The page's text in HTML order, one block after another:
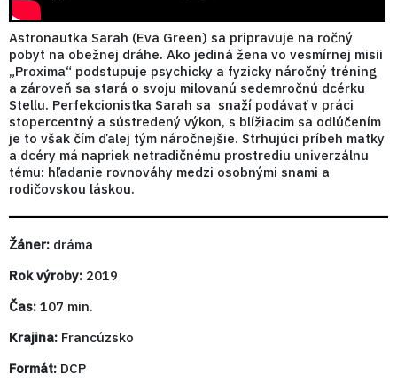
Astronautka Sarah (Eva Green) sa pripravuje na ročný
pobyt na obežnej dráhe. Ako jediná žena vo vesmírnej misii
„Proxima“ podstupuje psychicky a fyzicky náročný tréning
a zároveň sa stará o svoju milovanú sedemročnú dcérku
Stellu. Perfekcionistka Sarah sa snaží podávať v práci
stopercentný a sústredený výkon, s blížiacim sa odlúčením
je to však čím ďalej tým náročnejšie. Strhujúci príbeh matky
a dcéry má napriek netradičnému prostrediu univerzálnu
tému: hľadanie rovnováhy medzi osobnými snami a
rodičovskou láskou.
Žáner: dráma
Rok výroby: 2019
Čas: 107 min.
Krajina: Francúzsko
Formát: DCP